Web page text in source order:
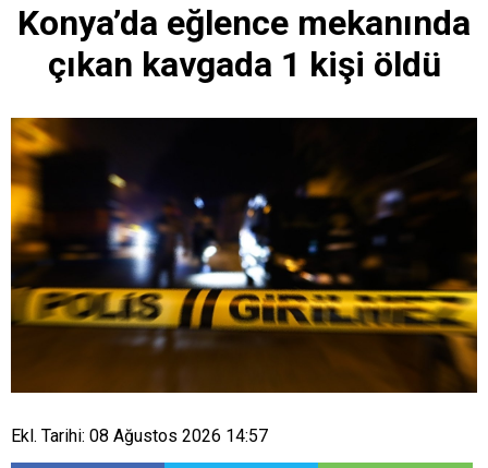
Konya’da eğlence mekanında
çıkan kavgada 1 kişi öldü
Ekl. Tarihi: 08 Ağustos 2026 14:57